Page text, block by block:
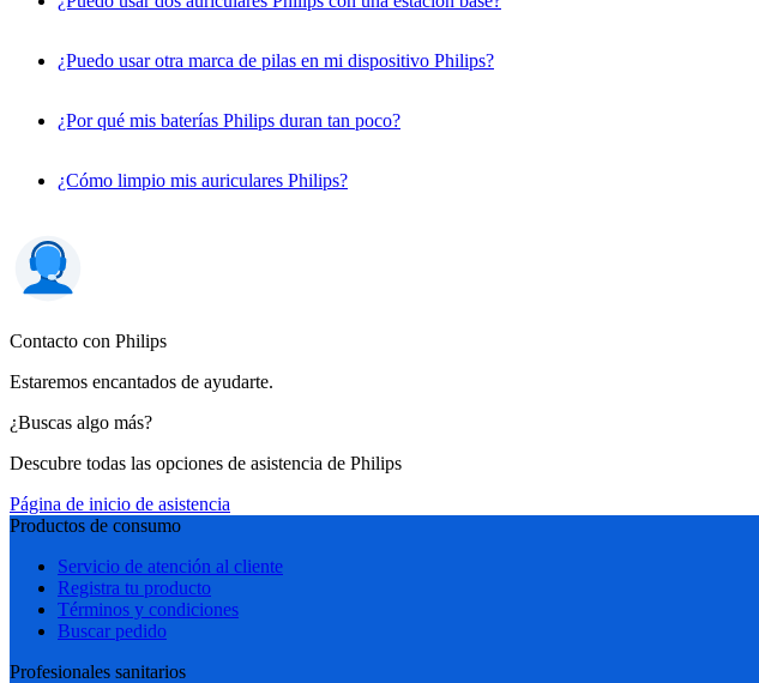
¿Puedo usar otra marca de pilas en mi dispositivo Philips?
¿Por qué mis baterías Philips duran tan poco?
¿Cómo limpio mis auriculares Philips?
Contacto con Philips
Estaremos encantados de ayudarte.
¿Buscas algo más?
Descubre todas las opciones de asistencia de Philips
Página de inicio de asistencia
Productos de consumo
Servicio de atención al cliente
Registra tu producto
Términos y condiciones
Buscar pedido
Profesionales sanitarios